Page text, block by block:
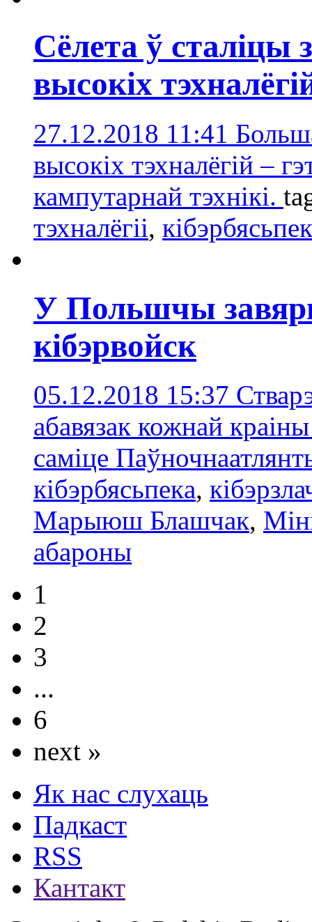
Сёлета ў сталіцы
высокіх
27.12.2018 11:41
высокіх тэхналёгій –
кампутарнай тэхнікі.
тэхналёгіі,
У Польшчы
кібэрвойск
05.12.2018 15:37
абавязак кожнай
саміце
кібэрбясьпекa,
Марыюш Блашчак,
абароны
1
2
3
...
6
next »
Як нас слухаць
Падкаст
RSS
Кантакт